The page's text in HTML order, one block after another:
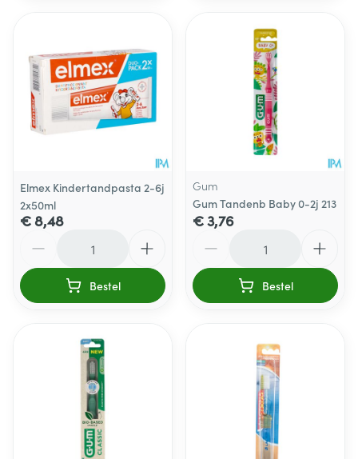
Elmex Kindertandpasta 2-6j
2x50ml
€ 8,48
Bestel
Gum
Gum Tandenb Baby 0-2j 213
€ 3,76
Bestel